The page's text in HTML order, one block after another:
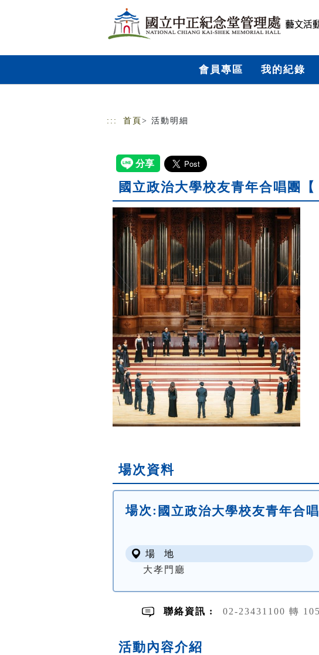
會員專區 我的紀錄
::: 首頁 > 活動明細
國立政治大學校友青年合唱團
場次資料
場次: 國立政治大學校友青年合
場 地
大孝門廳
聯絡資訊 : 02-23431100 轉
活動內容介紹